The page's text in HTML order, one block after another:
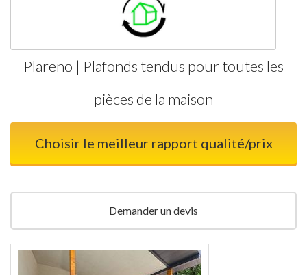
Plareno | Plafonds tendus pour toutes les
pièces de la maison
Choisir le meilleur rapport qualité/prix
Demander un devis